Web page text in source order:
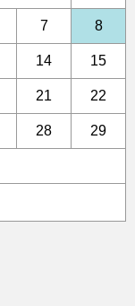
7 8
14 15
21 22
28 29